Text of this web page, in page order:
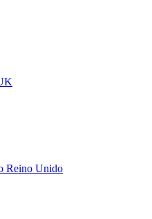
Reino Unido